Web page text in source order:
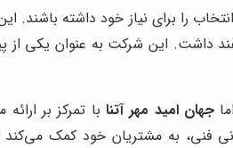
را برای نیاز خود داشته باشند.
این شرکت به عنوان یکی از
جهان امید مهر آتنابا تمرکز بر
به مشتریان خود کمک می‌کند